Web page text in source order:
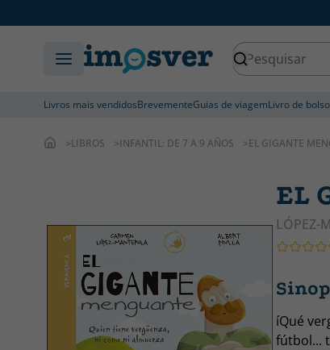
Livros mais vendidosBrevementeGuias de viagemLivro de bolso
LIBROS INFANTIL: DE 7 A 9 AÑOS EL GIGANTE
EL
LÓPEZ-
íQué
fútbol...